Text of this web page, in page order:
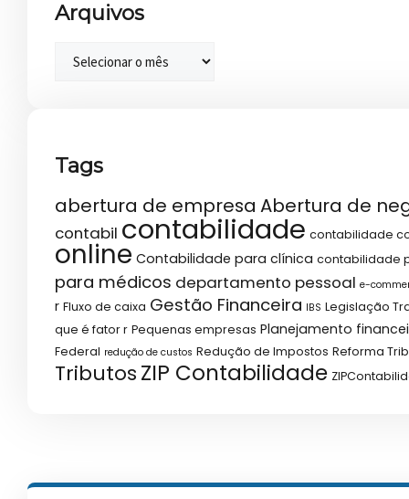
Arquivos
Tags
abertura de empresa Abertura de
contabil contabilidade contabilidade
online Contabilidade para clínica contabilidade
para médicos departamento pessoal e-
r Fluxo de caixa Gestão Financeira IBS Legislação
que é fator r Pequenas empresas Planejamento
Federal redução de custos Redução de Impostos Reforma
TributosZIP Contabilidade